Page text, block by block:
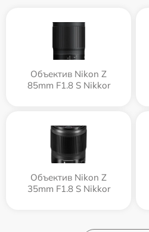
Объектив Nikon Z
85mm F1.8 S Nikkor
Объектив Nikon Z
35mm F1.8 S Nikkor